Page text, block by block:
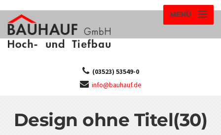
MENÜ
(03523) 53549-0
info@bauhauf.de
Design ohne Titel(30)